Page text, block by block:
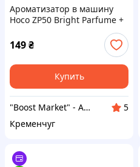
Ароматизатор в машину
Hoco ZP50 Bright Parfume +
149₴
Купить
"Boost Market" - Аксесуари для твого смартфона
5
Кременчуг